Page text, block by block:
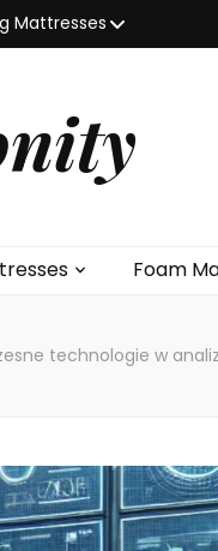
Mattresses
Foam
technologie w